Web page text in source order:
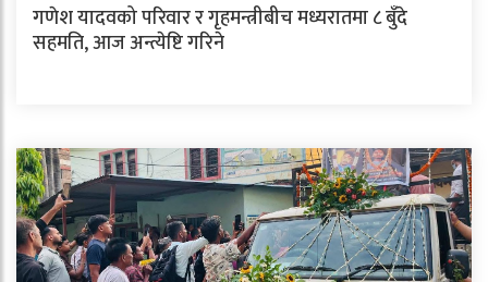
गणेश यादवको परिवार र गृहमन्त्रीबीच मध्यरातमा ८ बुँदे
सहमति, आज अन्त्येष्टि गरिने